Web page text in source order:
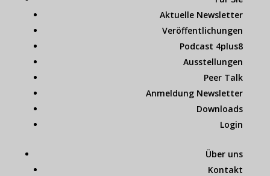
Aktuelle Newsletter
Veröffentlichungen
Podcast 4plus8
Ausstellungen
Peer Talk
Anmeldung Newsletter
Downloads
Login
Über uns
Kontakt